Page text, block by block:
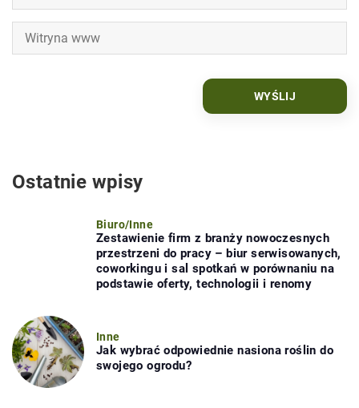
Ostatnie wpisy
Biuro/Inne
Zestawienie firm z branży nowoczesnych
przestrzeni do pracy – biur serwisowanych,
coworkingu i sal spotkań w porównaniu na
podstawie oferty, technologii i renomy
Inne
Jak wybrać odpowiednie nasiona roślin do
swojego ogrodu?